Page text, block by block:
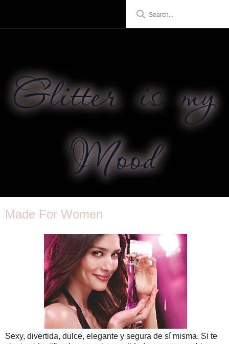
Glitter is my
Mood
Made For Women
Sexy, divertida, dulce, elegante y segura de sí misma. Si te